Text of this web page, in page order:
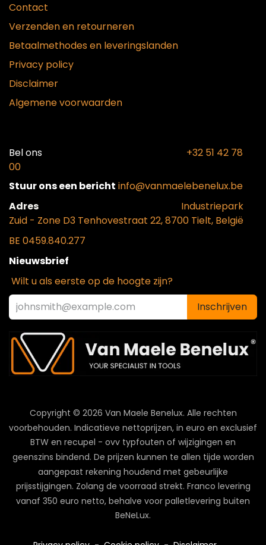
Contact
Verzenden en retourneren
Betaalmethodes en leveringslanden
Privacy policy
Disclaimer
Algemene voorwaarden
Bel ons​
+32 51 42 78
00
Stuur ons een bericht info@vanmaelebenelux.be
Adr​es
​Industriepark
Zuid - Zone D3 Tenhovestraat 22, 8700 Tielt, België
BE 0459.840.277
Nieuwsbrief
Wilt u als eerste op de hoogte zijn?
Inschrijven
Copyright © 2026 Van Maele Benelux. Alle rechten
voorbehouden. Indicatieve nettoprijzen, in euro en exclusief
BTW en recupel - ovv typfouten of wijzigingen en
geenszins bindend. De prijzen kunnen te allen tijde worden
aangepast rekening houdend met gebeurlijke
prijsstijgingen. Zolang de voorraad strekt. Franco levering
vanaf 350 euro netto, behalve voor palletlevering buiten
BeNeLux.